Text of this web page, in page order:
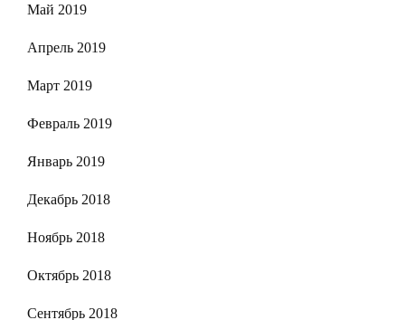
Май 2019
Апрель 2019
Март 2019
Февраль 2019
Январь 2019
Декабрь 2018
Ноябрь 2018
Октябрь 2018
Сентябрь 2018